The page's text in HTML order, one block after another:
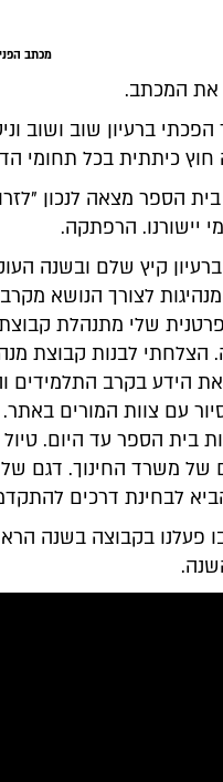
מכתב
את המכתב.
ברעיון שוב ושוב
חוץ כיתתית בכל תחומי
הספר מצאה לנכון
יישורנו. הרפתקה.
קיץ שלם ובשנה
לצורך הנושא
שלי מתנהלת קבוצת
הצלחתי לבנות קבוצת
את הידע בקרב התלמידים
סיור עם צוות המורים
בית הספר עד היום.
של משרד החינוך. דגם
לבחינת דרכים
פעלנו בקבוצה בשנה